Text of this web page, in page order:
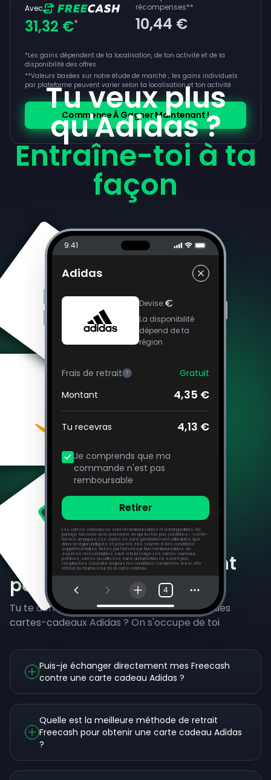
Avec
31,32 €*
récompenses**
10,44 €
*Les gains dépendent de ta localisation, de ton activité et de la
disponibilité des offres.
**Valeurs basées sur notre étude de marché ; les gains individuels
par plateforme peuvent varier selon ta localisation et ton activité
Commence À Gagner Maintenant !
Tu veux plus
qu'Adidas ?
Entraîne-toi à ta
façon
9:41
Adidas
Devise:€
La disponibilité
dépend de ta
région
Frais de retrait ?
Gratuit
Montant
4,35 €
Tu recevras 4,13 €
Je comprends que ma
commande n'est pas
remboursable
Retirer
Les cartes-cadeaux ne sont ni remboursables ni échangeables. Ne
partage ton code avec personne en qui tu n'as pas confiance - méfie-
toi des arnaques. Les codes ne sont généralement utilisables que
dans la région indiquée et peuvent être soumis à des conditions
supplémentaires fixées par l'émetteur. Non remboursables en
espèces ni revendables sauf si la loi l'exige. Les cartes-cadeaux
perdues, volées ou utilisées sans autorisation ne seront pas
remplacées. Consulte toujours les conditions complètes sur le site
officiel du fournisseur de la carte-cadeau.
4
Questions fréquemment
posées
Tu te demandes encore comment gagner des
cartes-cadeaux Adidas ? On s'occupe de toi
Puis-je échanger directement mes Freecash
contre une carte cadeau Adidas ?
Quelle est la meilleure méthode de retrait
Freecash pour obtenir une carte cadeau Adidas
?